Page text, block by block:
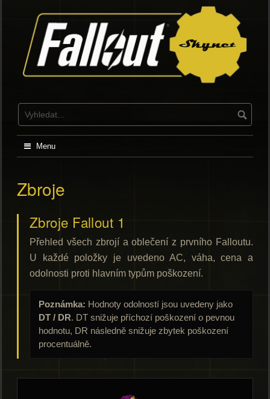
Menu
Zbroje
Zbroje Fallout 1
Přehled všech zbrojí a oblečení z prvního Falloutu.
U každé položky je uvedeno AC, váha, cena a
odolnosti proti hlavním typům poškození.
Poznámka: Hodnoty odolností jsou uvedeny jako
DT / DR. DT snižuje příchozí poškození o pevnou
hodnotu, DR následně snižuje zbytek poškození
procentuálně.